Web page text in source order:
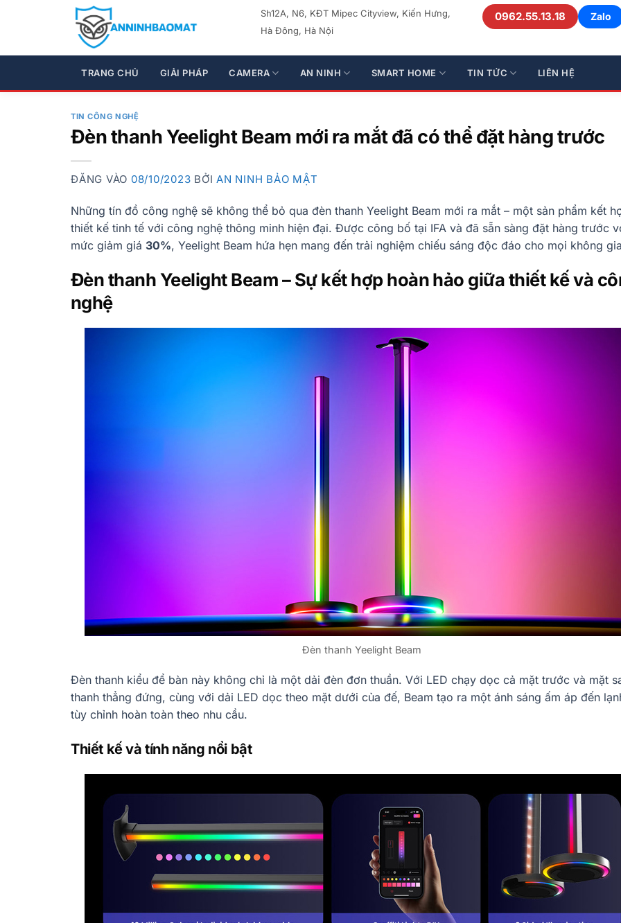
dung
Sh12A, N6, KĐT Mipec Cityview, Kiến Hưng,
Hà Đông, Hà Nội
0962.55.13.18 Zalo
TRANG CHỦ GIẢI PHÁP CAMERA AN NINH SMART HOME TIN TỨC LIÊN HỆ
TIN CÔNG NGHỆ
Đèn thanh Yeelight Beam mới ra mắt đã có thể đặt hàng trước
ĐĂNG VÀO 08/10/2023 BỞI AN NINH BẢO MẬT
Những tín đồ công nghệ sẽ không thể bỏ qua đèn thanh Yeelight Beam mới ra mắt – một sản phẩm kết
thiết kế tinh tế với công nghệ thông minh hiện đại. Được công bố tại IFA và đã sẵn sàng đặt hàng trước
mức giảm giá 30%, Yeelight Beam hứa hẹn mang đến trải nghiệm chiếu sáng độc đáo cho mọi không
Đèn thanh Yeelight Beam – Sự kết hợp hoàn hảo giữa thiết kế và
nghệ
Đèn thanh Yeelight Beam
Đèn thanh kiểu để bàn này không chỉ là một dải đèn đơn thuần. Với LED chạy dọc cả mặt trước và mặt
thanh thẳng đứng, cùng với dải LED dọc theo mặt dưới của đế, Beam tạo ra một ánh sáng ấm áp đến
tùy chỉnh hoàn toàn theo nhu cầu.
Thiết kế và tính năng nổi bật